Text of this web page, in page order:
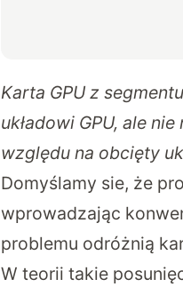
Karta GPU z
układowi GPU, ale
względu na obcięty
Domyślamy sie, że
wprowadzając
problemu odróżnią
W teorii takie